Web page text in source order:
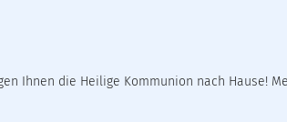
Ihnen die Heilige Kommunion nach Hause!